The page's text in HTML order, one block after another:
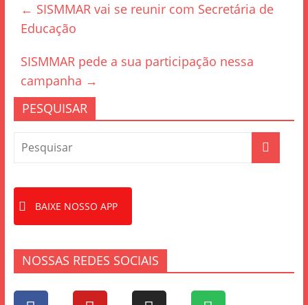
b
o
o
k
← SISMMAR vai se reunir com Secretária de
Educação
SISMMAR pede a sua participação nessa
campanha →
PESQUISAR
BAIXE NOSSO APP
NOSSAS REDES SOCIAIS